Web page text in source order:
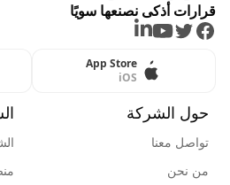
قرارات أذكى نصنعها سويًا
Facebook
Twitter
Youtube
LinkedIn
App Store
iOS
حول الشركة
تواصل معنا
من نحن